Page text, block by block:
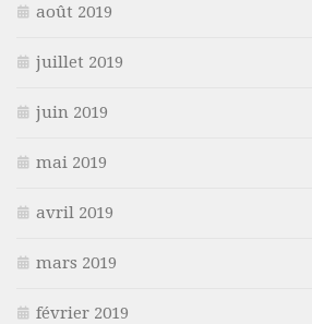
août 2019
juillet 2019
juin 2019
mai 2019
avril 2019
mars 2019
février 2019